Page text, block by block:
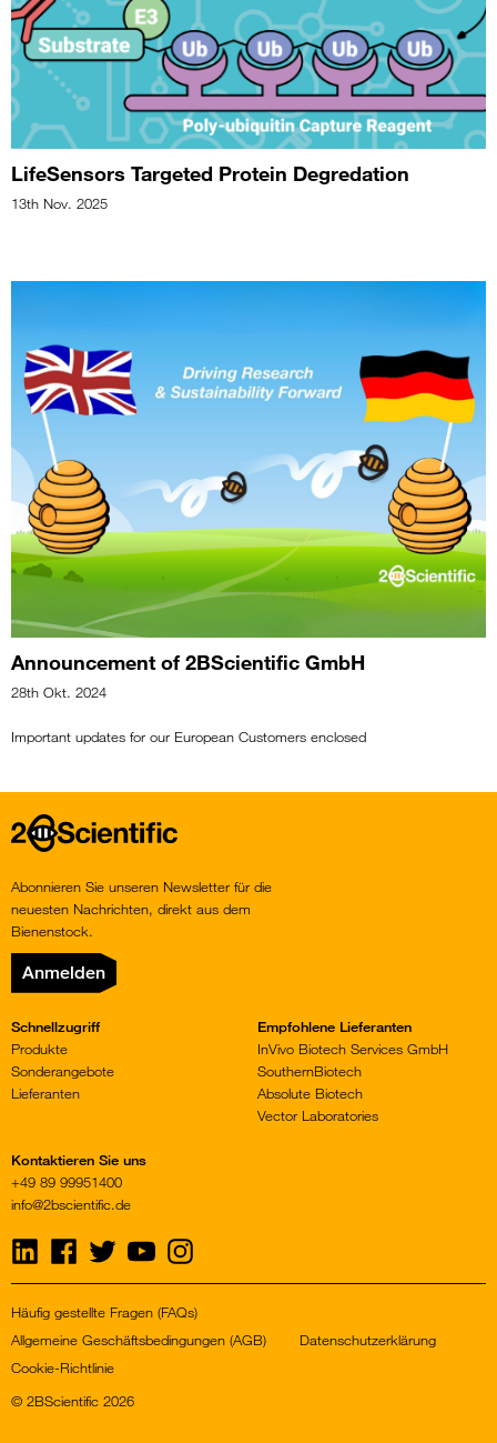
LifeSensors Targeted Protein Degredation
13th Nov. 2025
Announcement of 2BScientific GmbH
28th Okt. 2024
Important updates for our European Customers enclosed
Home
Abonnieren Sie unseren Newsletter für die
neuesten Nachrichten, direkt aus dem
Bienenstock.
Anmelden
Schnellzugriff
Produkte
Sonderangebote
Lieferanten
Empfohlene Lieferanten
InVivo Biotech Services GmbH
SouthernBiotech
Absolute Biotech
Vector Laboratories
Kontaktieren Sie uns
+49 89 99951400
info@2bscientific.de
Visit
us
on
Visit
on
Visit
us
on
Visit
us
on
Visit
us
on
© 2BScientific 2026
Häufig gestellte Fragen (FAQs)
Allgemeine Geschäftsbedingungen (AGB)
Datenschutzerklärung
Cookie-Richtlinie